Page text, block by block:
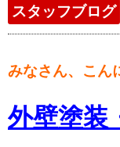
スタッフブログ
みなさん、こん
外壁塗装